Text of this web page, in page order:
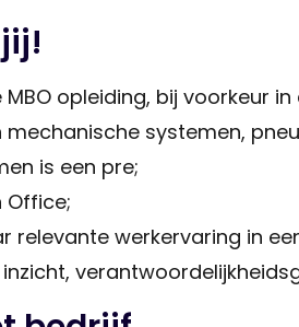
opleiding, bij voorkeur
mechanische systemen,
is een pre;
Office;
relevante werkervaring in